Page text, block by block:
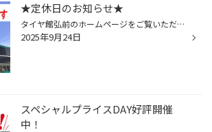
★定休日のお知らせ★
タイヤ館弘前のホームページをご覧いただき誠にありがとうございます！ 本日9月24日(水)は定休日のためお休み致します。 お問い合わせ等は翌25日(木)にお願い致します。 お手数をお掛け致して申し訳ございませんが ご理解とご協力のほどよろしくお願い致します。 ★WEB予約は24時間受付中★ オイル交...
2025年9月24日
スペシャルプライスDAY好評開催
中！